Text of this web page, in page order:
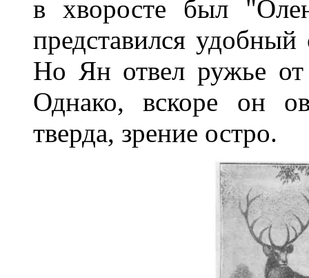
в хворосте был
представился
Но Ян отвел ружье
Однако, вскоре он
тверда, зрение остро.